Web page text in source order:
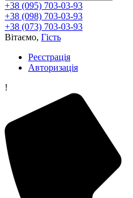
+38 (095) 703-03-93
+38 (098) 703-03-93
+38 (073) 703-03-93
Вітаємо, Гість
Реєстрація
Авторизація
!